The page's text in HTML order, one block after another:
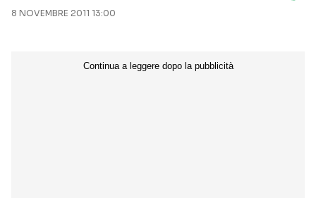
Seguici sui social
8 NOVEMBRE 2011 13:00